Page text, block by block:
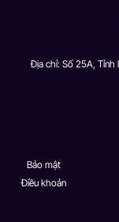
Địa chỉ: Số 25A, Tỉnh
Bảo mật
Điều khoản